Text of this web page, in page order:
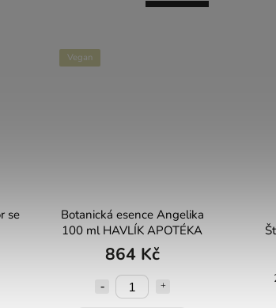
se
Vegan
Botanická esence Angelika
100 ml HAVLÍK APOTÉKA
864 Kč